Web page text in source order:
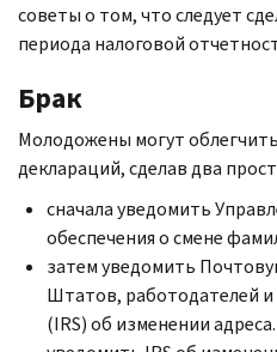
советы о том, что следует
периода налоговой
Брак
Молодожены могут
деклараций, сделав два
сначала уведомить
обеспечения о смене
затем уведомить
Штатов, работодателей
(IRS) об изменении